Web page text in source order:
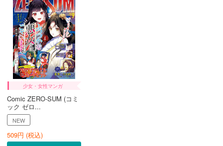
少女・女性マンガ
Comic ZERO-SUM (コミ
ック ゼロ...
NEW
509円 (税込)